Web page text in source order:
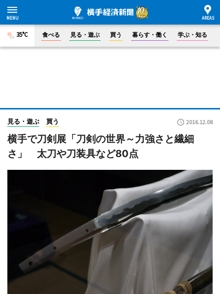
35°C 食べる 見る・遊ぶ 買う 暮らす・働く 学ぶ・知る
見る・遊ぶ 買う 2016.12.08
横手で刀剣展「刀剣の世界～力強さと繊細
さ」 太刀や刀装具など80点